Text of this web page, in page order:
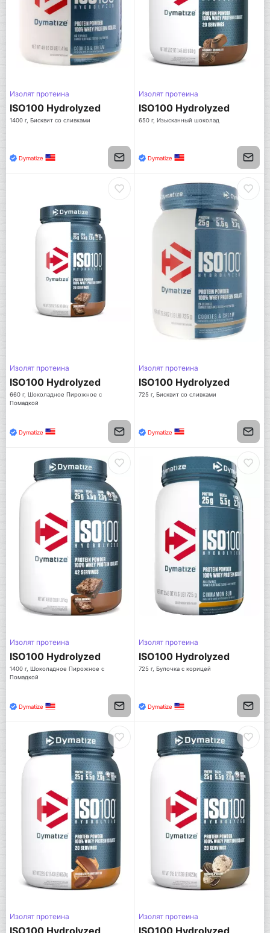
Изолят протеина
ISO100 Hydrolyzed
1400 г, Бисквит со сливками
Dymatize
Изолят протеина
ISO100 Hydrolyzed
650 г, Изысканный шоколад
Dymatize
Изолят протеина
ISO100 Hydrolyzed
660 г, Шоколадное Пирожное с
Помадкой
Dymatize
Изолят протеина
ISO100 Hydrolyzed
725 г, Бисквит со сливками
Dymatize
Изолят протеина
ISO100 Hydrolyzed
1400 г, Шоколадное Пирожное с
Помадкой
Dymatize
Изолят протеина
ISO100 Hydrolyzed
725 г, Булочка с корицей
Dymatize
Изолят протеина Изолят протеина